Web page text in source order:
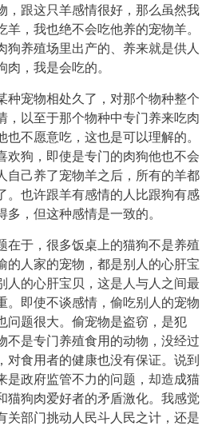
，跟这只羊感情很好，那么虽然我
羊，我也绝不会吃他养的宠物羊。
狗养殖场里出产的、养来就是供人
肉，我是会吃的。
种宠物相处久了，对那个物种整个
，以至于那个物种中专门养来吃肉
也不愿意吃，这也是可以理解的。
欢狗，即使是专门的肉狗他也不会
自己养了宠物羊之后，所有的羊都
。也许跟羊有感情的人比跟狗有感
多，但这种感情是一致的。
在于，很多饭桌上的猫狗不是养殖
的人家的宠物，都是别人的心肝宝
人的心肝宝贝，这是人与人之间最
。即使不谈感情，偷吃别人的宠物
问题很大。偷宠物是盗窃，是犯
不是专门养殖食用的动物，没经过
对食用者的健康也没有保证。说到
是政府监管不力的问题，却造成猫
猫狗肉爱好者的矛盾激化。我感觉
关部门挑动人民斗人民之计，还是